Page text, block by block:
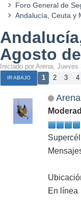
Foro General de
Andalucía, Ceuta y
Agosto
Iniciado por Arena,
IR ABAJO 1 2 3 4
Arena
En línea